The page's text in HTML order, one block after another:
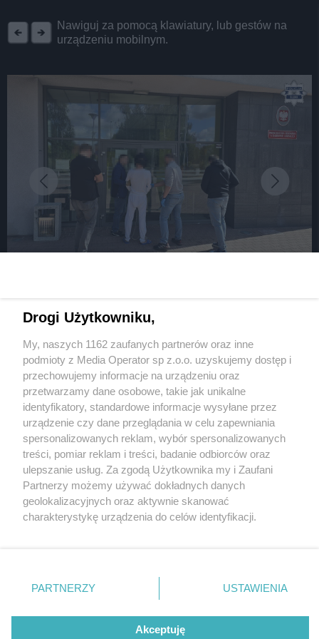
Nawiguj za pomocą klawiatury, lub gestów na
urządzeniu mobilnym.
Wstrząsająca zbrodnia w Dąbrowie Górniczej.
FOTO + VIDEO
4 / 6
Dąbrowa Górnicza.
Zatrzymanie 41-latka
podejrzanego o zabójstwo
87-latki. 22 sierpnia 2025.
Wydawca mediów lokalnych
Nie zapomnij
zapoznać się z:
polityką prywatności
Twojemiasto
Piekary Śląskie
Chorzów
Tarnowskie Góry
Gliwice
Skontakuj sięz nami
Kontakt
Redakcja
Newsletter
Drogi Użytkowniku,
My, naszych 1162 zaufanych partnerów oraz inne
podmioty z Media Operator sp z.o.o. uzyskujemy dostęp i
przechowujemy informacje na urządzeniu oraz
przetwarzamy dane osobowe, takie jak unikalne
identyfikatory, standardowe informacje wysyłane przez
urządzenie czy dane przeglądania w celu zapewniania
spersonalizowanych reklam, wybór spersonalizowanych
treści, pomiar reklam i treści, badanie odbiorców oraz
ulepszanie usług. Za zgodą Użytkownika my i Zaufani
Partnerzy możemy używać dokładnych danych
geolokalizacyjnych oraz aktywnie skanować
charakterystykę urządzenia do celów identyfikacji.
zmienić/wycofać klikając przycisk ustawień prywatności
znajdujący się w lewym dolnym rogu strony
rodzaje przetwarzania danych nie wymagają zgody
użytkownika, ale masz prawo sprzeciwić się takiemu
PARTNERZY USTAWIENIA
Akceptuję